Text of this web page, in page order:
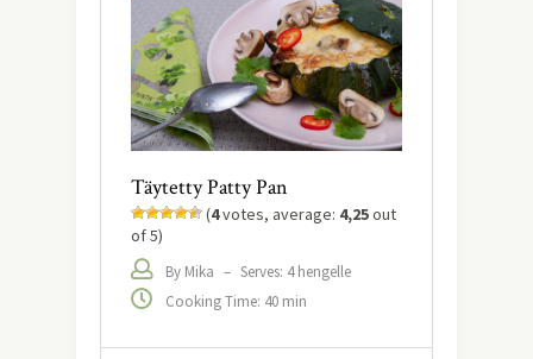
Täytetty Patty Pan
(4votes, average: 4,25out
of 5)
By Mika – Serves: 4 hengelle
Cooking Time: 40 min